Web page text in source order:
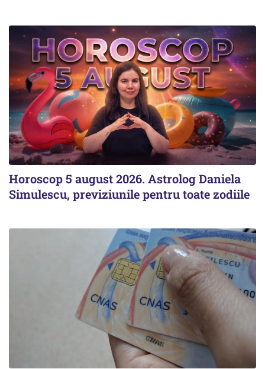
Horoscop 5 august 2026. Astrolog Daniela
Simulescu, previziunile pentru toate zodiile